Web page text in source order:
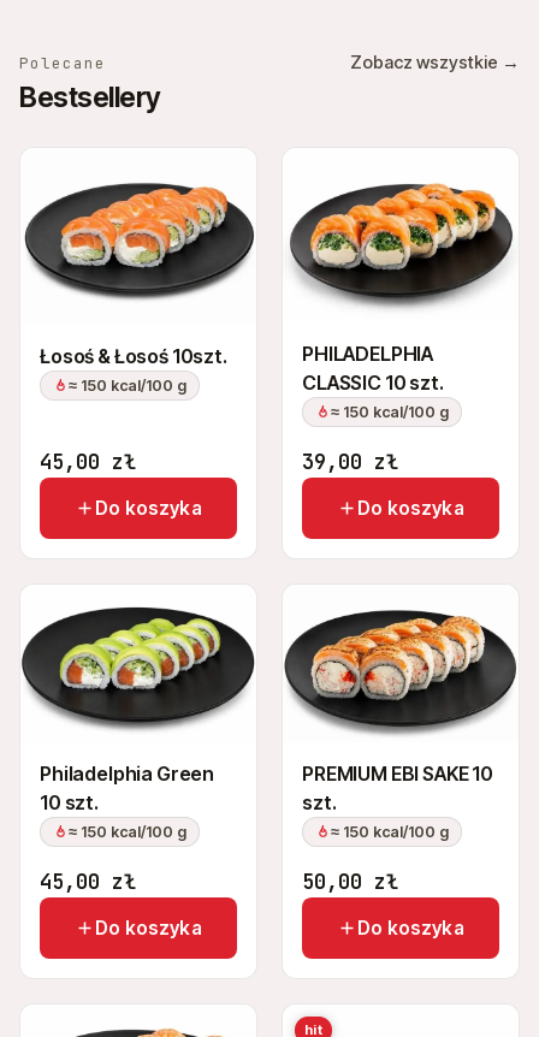
Polecane
Bestsellery
Zobacz wszystkie →
Łosoś & Łosoś 10szt.
≈ 150 kcal/100 g
45,00 zł
Do koszyka
PHILADELPHIA
CLASSIC 10 szt.
≈ 150 kcal/100 g
39,00 zł
Do koszyka
Philadelphia Green
10 szt.
≈ 150 kcal/100 g
45,00 zł
Do koszyka
PREMIUM EBI SAKE 10
szt.
≈ 150 kcal/100 g
50,00 zł
Do koszyka
hit